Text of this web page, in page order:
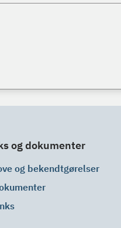
og dokumenter
og bekendtgørelser